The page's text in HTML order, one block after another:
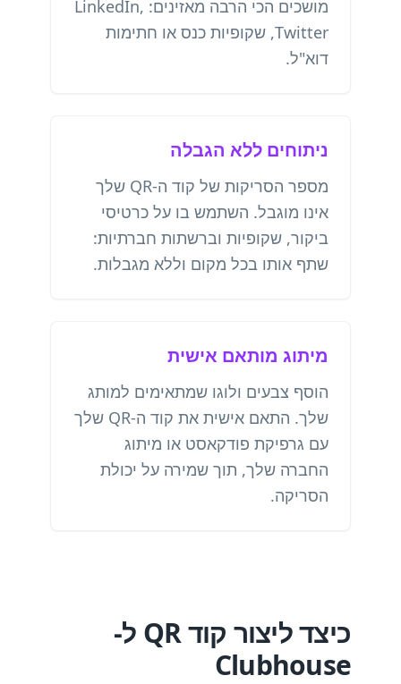
מושכים הכי הרבה מאזינים: LinkedIn,
Twitter, שקופיות כנס או חתימות
דוא"ל.
ניתוחים ללא הגבלה
מספר הסריקות של קוד ה-QR שלך
אינו מוגבל. השתמש בו על כרטיסי
ביקור, שקופיות וברשתות חברתיות:
שתף אותו בכל מקום וללא מגבלות.
מיתוג מותאם אישית
הוסף צבעים ולוגו שמתאימים למותג
שלך. התאם אישית את קוד ה-QR שלך
עם גרפיקת פודקאסט או מיתוג
החברה שלך, תוך שמירה על יכולת
הסריקה.
כיצד ליצור קוד QR ל-
Clubhouse